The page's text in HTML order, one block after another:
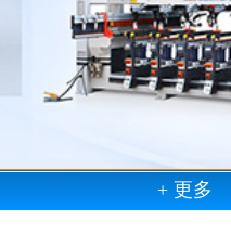
+ 更多